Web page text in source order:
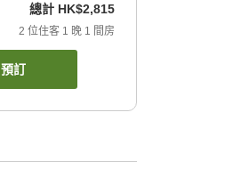
總計 HK$2,815
2 位住客 1 晚 1 間房
預訂